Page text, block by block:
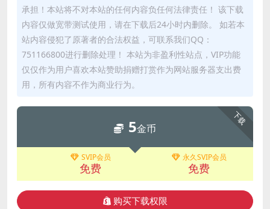
承担！本站将不对本站的任何内容负任何法律责任！ 该下载
内容仅做宽带测试使用，请在下载后24小时内删除。 如若本
站内容侵犯了原著者的合法权益，可联系我们QQ：
751166800进行删除处理！ 本站为非盈利性站点，VIP功能
仅仅作为用户喜欢本站赞助捐赠打赏作为网站服务器支出费
用，所有内容不作为商业行为。
下载
5金币
SVIP会员
免费
永久SVIP会员
免费
购买下载权限